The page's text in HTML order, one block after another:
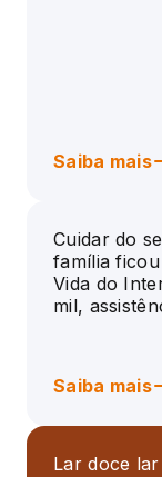
Saiba mais
Cuidar do
família ficou
Vida do
mil,
Saiba mais
Lar doce